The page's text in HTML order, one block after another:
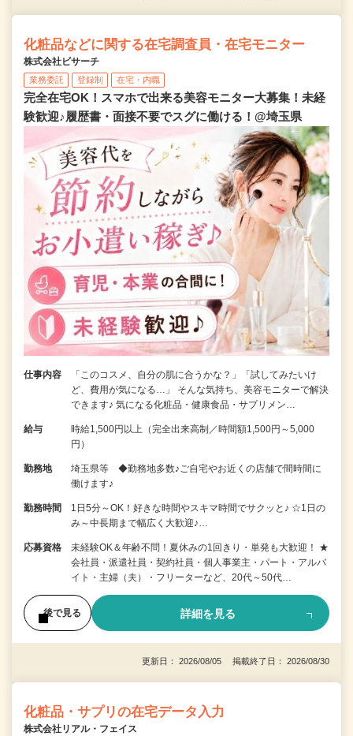
化粧品などに関する在宅調査員・在宅モニター
株式会社ビサーチ
業務委託 登録制 在宅・内職
完全在宅OK！スマホで出来る美容モニター大募集！未経
験歓迎♪履歴書・面接不要でスグに働ける！@埼玉県
仕事内容
「このコスメ、自分の肌に合うかな？」「試してみたいけ
ど、費用が気になる…」 そんな気持ち、美容モニターで解決
できます♪ 気になる化粧品・健康食品・サプリメン…
給与
時給1,500円以上（完全出来高制／時間額1,500円～5,000
円）
勤務地
埼玉県等 ◆勤務地多数♪ご自宅やお近くの店舗で間時間に
働けます♪
勤務時間
1日5分～OK！好きな時間やスキマ時間でサクッと♪ ☆1日の
み～中長期まで幅広く大歓迎♪…
応募資格
未経験OK＆年齢不問！夏休みの1回きり・単発も大歓迎！ ★
会社員・派遣社員・契約社員・個人事業主・パート・アルバ
イト・主婦（夫）・フリーターなど、20代～50代…
後で見る 詳細を見る
更新日： 2026/08/05 掲載終了日： 2026/08/30
化粧品・サプリの在宅データ入力
株式会社リアル・フェイス